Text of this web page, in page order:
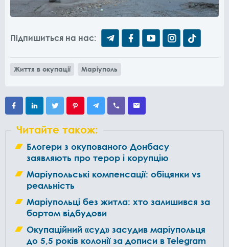
Підпишиться на нас:
Життя в окупації Маріуполь
Читайте також:
Блогери з окупованого Донбасу
заявляють про терор і корупцію
Маріупольські компенсації: обіцянки vs
реальність
Маріупольці без житла: хто залишився за
бортом відбудови
Окупаційний «суд» засудив маріупольця
до 5,5 років колонії за дописи в Telegram